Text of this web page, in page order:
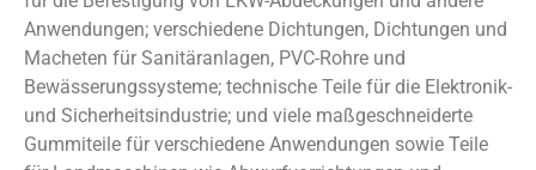
Anwendungen; verschiedene Dichtungen, Dichtungen und
Macheten für Sanitäranlagen, PVC-Rohre und
Bewässerungssysteme; technische Teile für die Elektronik-
und Sicherheitsindustrie; und viele maßgeschneiderte
Gummiteile für verschiedene Anwendungen sowie Teile